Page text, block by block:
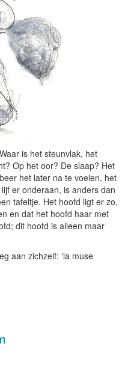
is het steunvlak, het
Op het oor? De slaap? Het
het later na te voelen, het
er onderaan, is anders dan
tafeltje. Het hoofd ligt er zo,
en dat het hoofd haar met
dit hoofd is alleen maar
aan zichzelf: ‘la muse